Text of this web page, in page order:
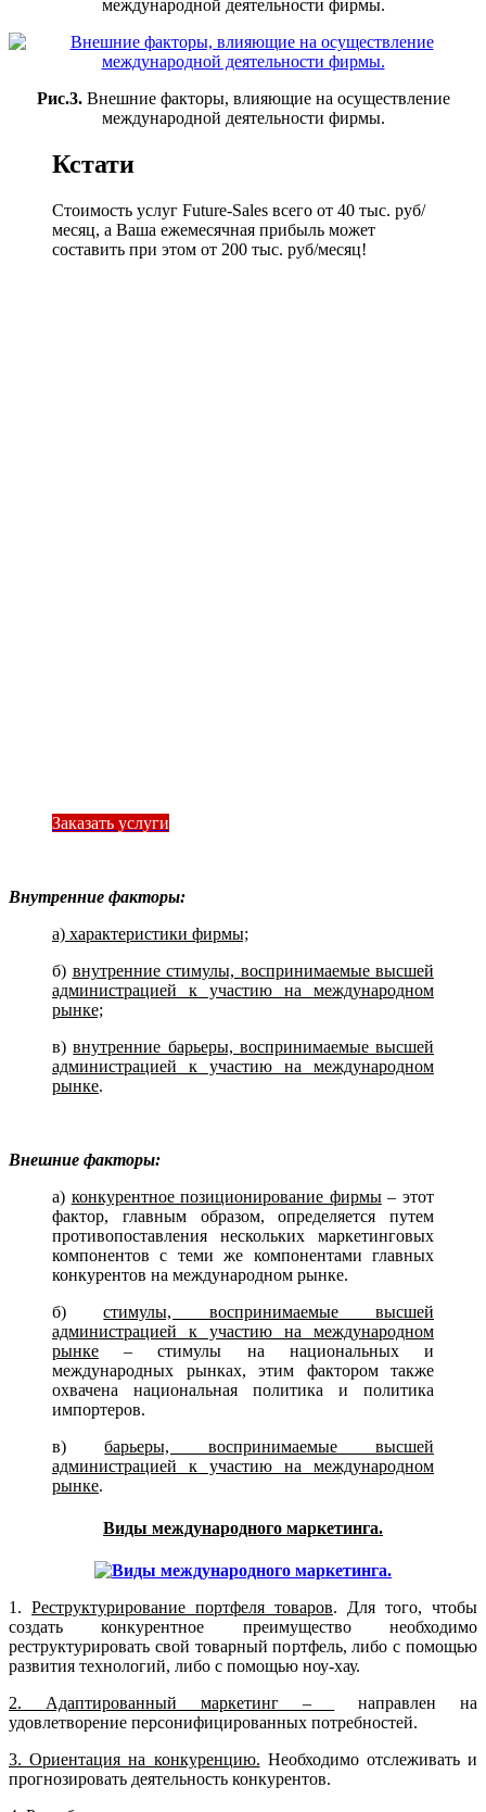
международной деятельности фирмы.
Рис.3.Внешние факторы, влияющие на осуществление
международной деятельности фирмы.
Кстати
Стоимость услуг Future-Sales всего от 40 тыс. руб/
месяц, а Ваша ежемесячная прибыль может
составить при этом от 200 тыс. руб/месяц!
Заказать услуги
Внутренние факторы:
а) характеристики фирмы;
б) внутренние стимулы, воспринимаемые высшей
администрацией к участию на международном
рынке;
в)внутренние барьеры, воспринимаемые высшей
администрацией к участию на международном
рынке.
Внешние факторы:
а) конкурентное позиционирование фирмы– этот
фактор, главным образом, определяется путем
противопоставления нескольких маркетинговых
компонентов с теми же компонентами главных
конкурентов на международном рынке.
б)стимулы, воспринимаемые высшей
администрацией к участию на международном
рынке – стимулы на национальных и
международных рынках, этим фактором также
охвачена национальная политика и политика
импортеров.
в)барьеры, воспринимаемые высшей
администрацией к участию на международном
рынке.
Виды международного маркетинга.
1. Реструктурирование портфеля товаров. Для того, чтобы
создать конкурентное преимущество необходимо
реструктурировать свой товарный портфель, либо с помощью
развития технологий, либо с помощью ноу-хау.
2. Адаптированный маркетинг –
направлен на
удовлетворение персонифицированных потребностей.
3. Ориентация на конкуренцию. Необходимо отслеживать и
прогнозировать деятельность конкурентов.